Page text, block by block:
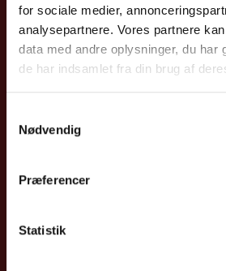
for sociale medier,
analysepartnere. Vores partnere
data med andre oplysninger, du har
de har indsamlet fra din brug af
Nødvendig
Præferencer
Statistik
CreceaJoblife A/S
Tel: +45 70 10 86 00
E: info@joblife.dk
Nørgaardsvej 30